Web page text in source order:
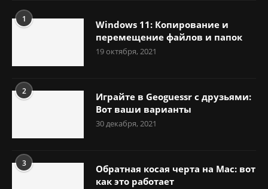
1
Windows 11: Копирование и
перемещение файлов и папок
19 октября, 2021
2
Играйте в Geoguessr с друзьями:
Вот ваши варианты
30 декабря, 2021
3
Обратная косая черта на Mac: вот
как это работает